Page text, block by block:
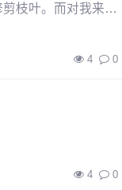
枝叶。而对我来
4 0
4 0